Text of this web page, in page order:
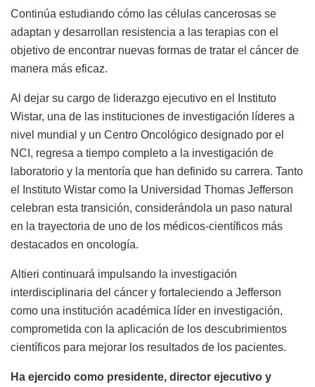
Continúa estudiando cómo las células cancerosas se
adaptan y desarrollan resistencia a las terapias con el
objetivo de encontrar nuevas formas de tratar el cáncer de
manera más eficaz.
Al dejar su cargo de liderazgo ejecutivo en el Instituto
Wistar, una de las instituciones de investigación líderes a
nivel mundial y un Centro Oncológico designado por el
NCI, regresa a tiempo completo a la investigación de
laboratorio y la mentoría que han definido su carrera. Tanto
el Instituto Wistar como la Universidad Thomas Jefferson
celebran esta transición, considerándola un paso natural
en la trayectoria de uno de los médicos-científicos más
destacados en oncología.
Altieri continuará impulsando la investigación
interdisciplinaria del cáncer y fortaleciendo a Jefferson
como una institución académica líder en investigación,
comprometida con la aplicación de los descubrimientos
científicos para mejorar los resultados de los pacientes.
Ha ejercido como presidente, director ejecutivo y